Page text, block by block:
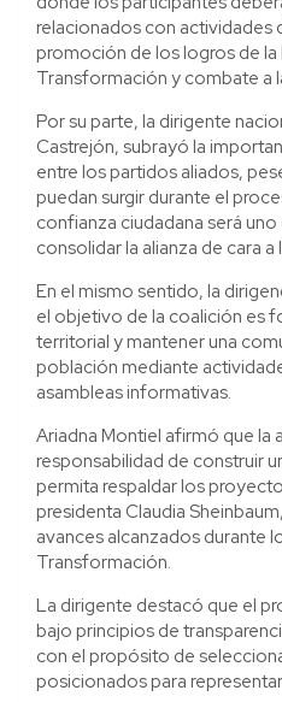
relacionados con actividades
promoción de los logros de la
Transformación y combate a
Por su parte, la dirigente
Castrejón, subrayó la
entre los partidos aliados,
puedan surgir durante el
confianza ciudadana será
consolidar la alianza de cara
En el mismo sentido, la
el objetivo de la coalición es
territorial y mantener una
población mediante
asambleas informativas.
Ariadna Montiel afirmó que la
responsabilidad de construir
permita respaldar los
presidenta Claudia
avances alcanzados durante
Transformación.
La dirigente destacó que el
bajo principios de
con el propósito de
posicionados para